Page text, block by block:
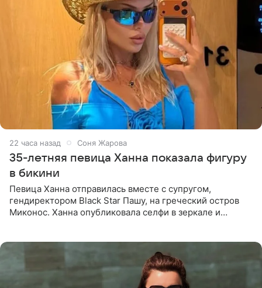
22 часа назад Соня Жарова
35-летняя певица Ханна показала фигуру
в бикини
Певица Ханна отправилась вместе с супругом,
гендиректором Black Star Пашу, на греческий остров
Миконос. Ханна опубликовала селфи в зеркале и